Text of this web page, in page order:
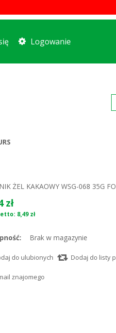
Logowanie
ŻEL KAKAOWY WSG-068 35G
zł
8,49 zł
Brak w magazynie